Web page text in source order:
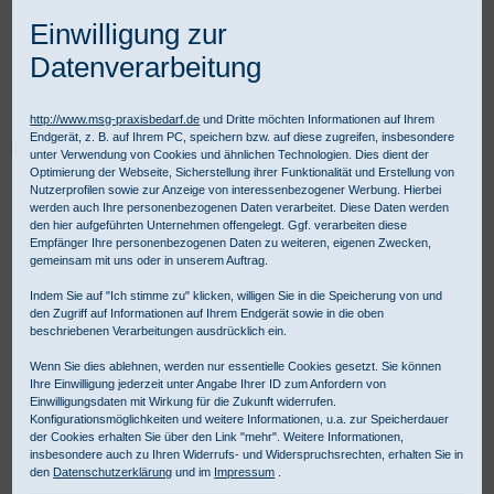
Praxisbedarf Shop Instrumente
Einmalinstrumente
SCHOLZ INSTRUMENTS
Scheren
Braun-Stadler Dammschnitt Schere
Einwilligung zur
Datenverarbeitung
http://www.msg-praxisbedarf.de und Dritte möchten Informationen auf Ihrem
Endgerät, z. B. auf Ihrem PC, speichern bzw. auf diese zugreifen, insbesondere
unter Verwendung von Cookies und ähnlichen Technologien. Dies dient der
Optimierung der Webseite, Sicherstellung ihrer Funktionalität und Erstellung von
Nutzerprofilen sowie zur Anzeige von interessenbezogener Werbung. Hierbei
werden auch Ihre personenbezogenen Daten verarbeitet. Diese Daten werden
den hier aufgeführten Unternehmen offengelegt. Ggf. verarbeiten diese
Empfänger Ihre personenbezogenen Daten zu weiteren, eigenen Zwecken,
gemeinsam mit uns oder in unserem Auftrag.
Indem Sie auf "Ich stimme zu" klicken, willigen Sie in die Speicherung von und
den Zugriff auf Informationen auf Ihrem Endgerät sowie in die oben
beschriebenen Verarbeitungen ausdrücklich ein.
Wenn Sie dies ablehnen, werden nur essentielle Cookies gesetzt. Sie können
Ihre Einwilligung jederzeit unter Angabe Ihrer ID zum Anfordern von
Einwilligungsdaten mit Wirkung für die Zukunft widerrufen.
Konfigurationsmöglichkeiten und weitere Informationen, u.a. zur Speicherdauer
der Cookies erhalten Sie über den Link "mehr". Weitere Informationen,
insbesondere auch zu Ihren Widerrufs- und Widerspruchsrechten, erhalten Sie in
den Datenschutzerklärung und im Impressum